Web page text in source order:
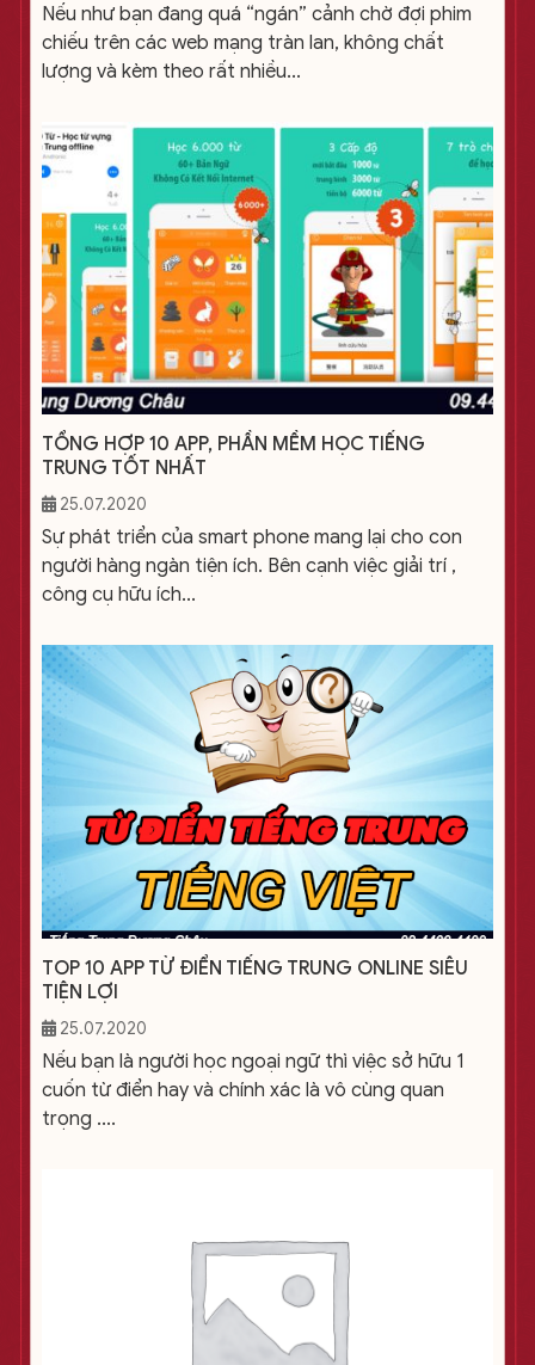
Nếu như bạn đang quá “ngán” cảnh chờ đợi phim
chiếu trên các web mạng tràn lan, không chất
lượng và kèm theo rất nhiều...
TỔNG HỢP 10 APP, PHẦN MỀM HỌC TIẾNG
TRUNG TỐT NHẤT
25.07.2020
Sự phát triển của smart phone mang lại cho con
người hàng ngàn tiện ích. Bên cạnh việc giải trí ,
công cụ hữu ích...
TOP 10 APP TỪ ĐIỂN TIẾNG TRUNG ONLINE SIÊU
TIỆN LỢI
25.07.2020
Nếu bạn là người học ngoại ngữ thì việc sở hữu 1
cuốn từ điển hay và chính xác là vô cùng quan
trọng ....